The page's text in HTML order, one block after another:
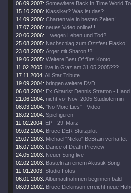
06.09.2007: Somewhere Back In Time World
15.10.2006: Klassiker? Was ist das?
14.09.2006: Charten wie in besten Zeiten!
17.07.2006: neues Video online!!!
20.06.2006:
...wegen Leben und Tod?
25.08.2005: Nachschlag zum Ozzfest Fiasko!
23.08.2005: Ärger mit Sharon !?!
19.06.2005: Weitere Best Of fürs Konto...
11.02.2005: live in Graz am 31.05.2005???
17.11.2004: All Star Tribute
19.09.2004: bringen weitere DVD
06.08.2004: Ex Gitarrist Dennis Stratton -
21.06.2004: nicht vor Nov. 2005 Studiotermin
08.03.2004: "No More Lies" - Video
18.02.2004: Spielfiguren
11.02.2004: EP - 29. März
09.02.2004: Bruce DER Sturzpilot
29.07.2003: Michael "Nicko" BcBrain verhaftet
16.07.2003: Dance of Death Preview
24.05.2003: Neuer Song live
02.02.2003: Basteln an einem Akustik Song
11.01.2003: Studio Fotos
06.01.2003: Albumaufnahmen beginnen bald
08.09.2002: Bruce Dickinson erreicht neue